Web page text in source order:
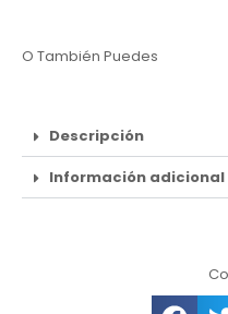
O También Puedes
Descripción
Información adicional